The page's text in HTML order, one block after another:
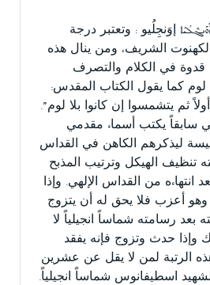
إوَنجِلُيو : وتعتبر درجة
الشريف، ومن ينال هذه
قدوة في الكلام والتصرف
لوم كما يقول الكتاب المقدس:
ثم يتشمسوا إن كانوا بلا لوم”.
سابقاً يكتب أسماء مقدمي
ليذكرهم الكاهن في القداس
تنظيف الهيكل وترتيب المذبح
انتهاءه من القداس الإلهي. وإذا
وهو أعزب فلا يحق له أن يتزوج
بعد رسامته شماساً انجيلياً لا
وإذا حدث وتزوج فإنه يفقد
هذه الرتبة لمن لا يقل عن عشرين
اسطيفانوس شماساً انجيلياً.